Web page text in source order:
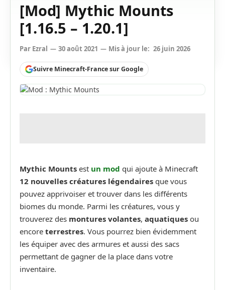
[Mod] Mythic Mounts
[1.16.5 – 1.20.1]
Par Ezral 30 août 2021 Mis à jour le: 26 juin 2026
Suivre Minecraft-France sur Google
Mythic Mounts est un mod qui ajoute à Minecraft
12 nouvelles créatures légendaires que vous
pouvez apprivoiser et trouver dans les différents
biomes du monde. Parmi les créatures, vous y
trouverez des montures volantes, aquatiques ou
encore terrestres. Vous pourrez bien évidemment
les équiper avec des armures et aussi des sacs
permettant de gagner de la place dans votre
inventaire.